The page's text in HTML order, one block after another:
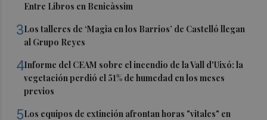
Entre Libros en Benicàssim
3Los talleres de ‘Magia en los Barrios’ de Castelló llegan
al Grupo Reyes
4Informe del CEAM sobre el incendio de la Vall d'Uixó: la
vegetación perdió el 51% de humedad en los meses
previos
5Los equipos de extinción afrontan horas "vitales" en